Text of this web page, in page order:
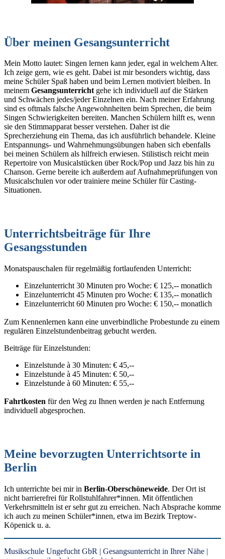
Über meinen Gesangsunterricht
Mein Motto lautet: Singen lernen kann jeder, egal in welchem Alter.
Ich zeige gern, wie es geht. Dabei ist mir besonders wichtig, dass
meine Schüler Spaß haben und beim Lernen motiviert bleiben. In
meinem Gesangsunterrichtgehe ich individuell auf die Stärken
und Schwächen jedes/jeder Einzelnen ein. Nach meiner Erfahrung
sind es oftmals falsche Angewohnheiten beim Sprechen, die beim
Singen Schwierigkeiten bereiten. Manchen Schülern hilft es, wenn
sie den Stimmapparat besser verstehen. Daher ist die
Sprecherziehung ein Thema, das ich ausführlich behandele. Kleine
Entspannungs- und Wahrnehmungsübungen haben sich ebenfalls
bei meinen Schülern als hilfreich erwiesen. Stilistisch reicht mein
Repertoire von Musicalstücken über Rock/Pop und Jazz bis hin zu
Chanson. Gerne bereite ich außerdem auf Aufnahmeprüfungen von
Musicalschulen vor oder trainiere meine Schüler für Casting-
Situationen.
Unterrichtsbeiträge für Ihre
Gesangsstunden
Monatspauschalen für regelmäßig fortlaufenden Unterricht:
Einzelunterricht 30 Minuten pro Woche: € 125,-- monatlich
Einzelunterricht 45 Minuten pro Woche: € 135,-- monatlich
Einzelunterricht 60 Minuten pro Woche: € 150,-- monatlich
Zum Kennenlernen kann eine unverbindliche Probestunde zu einem
regulären Einzelstundenbeitrag gebucht werden.
Beiträge für Einzelstunden:
Einzelstunde à 30 Minuten: € 45,--
Einzelstunde à 45 Minuten: € 50,--
Einzelstunde à 60 Minuten: € 55,--
Fahrtkosten für den Weg zu Ihnen werden je nach Entfernung
individuell abgesprochen.
Meine bevorzugten Unterrichtsorte in
Berlin
Ich unterrichte bei mir in Berlin-Oberschöneweide. Der Ort ist
nicht barrierefrei für Rollstuhlfahrer*innen. Mit öffentlichen
Verkehrsmitteln ist er sehr gut zu erreichen. Nach Absprache komme
ich auch zu meinen Schüler*innen, etwa im Bezirk Treptow-
Köpenick u. a.
Musikschule Ungefucht GbR | Gesangsunterricht in Ihrer Nähe |